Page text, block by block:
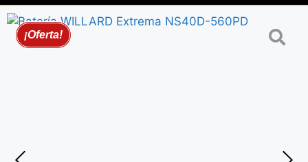
¡Oferta!